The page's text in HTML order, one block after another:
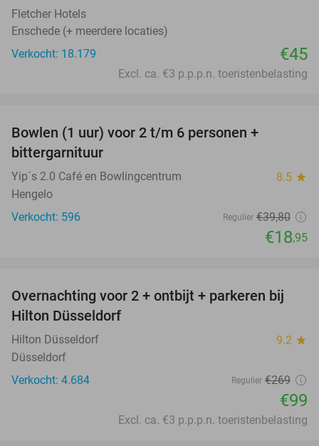
Fletcher Hotels
Enschede (+ meerdere locaties)
Verkocht: 18.179
€45
Excl. ca. €3 p.p.p.n. toeristenbelasting
Bowlen (1 uur) voor 2 t/m 6 personen +
bittergarnituur
Yip´s 2.0 Café en Bowlingcentrum 8.5 star
Hengelo
Verkocht: 596
Regulier €39,80
€18,95
63%
Overnachting voor 2 + ontbijt + parkeren bij
Hilton Düsseldorf
Hilton Düsseldorf 9.2 star
Düsseldorf
Verkocht: 4.684
Regulier €269
€99
Excl. ca. €3 p.p.p.n. toeristenbelasting